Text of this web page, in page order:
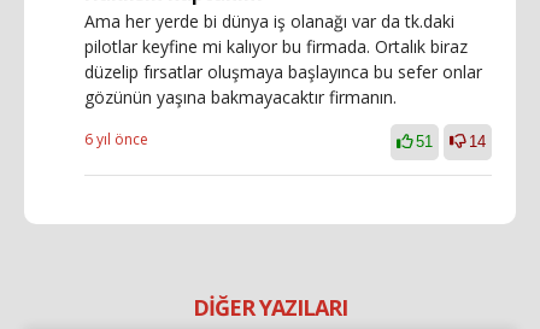
Ama her yerde bi dünya iş olanağı var da tk.daki
pilotlar keyfine mi kalıyor bu firmada. Ortalık biraz
düzelip fırsatlar oluşmaya başlayınca bu sefer onlar
gözünün yaşına bakmayacaktır firmanın.
6 yıl önce 51 14
DİĞER YAZILARI